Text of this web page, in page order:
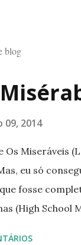
blog
09, 2014
Os Miseráveis
eu só
fosse
(High School